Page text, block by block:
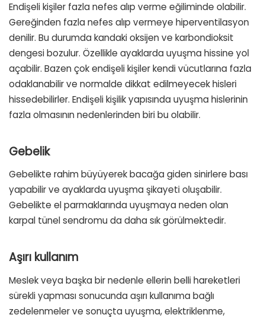
Endişeli kişiler fazla nefes alıp verme eğiliminde olabilir.
Gereğinden fazla nefes alıp vermeye hiperventilasyon
denilir. Bu durumda kandaki oksijen ve karbondioksit
dengesi bozulur. Özellikle ayaklarda uyuşma hissine yol
açabilir. Bazen çok endişeli kişiler kendi vücutlarına fazla
odaklanabilir ve normalde dikkat edilmeyecek hisleri
hissedebilirler. Endişeli kişilik yapısında uyuşma hislerinin
fazla olmasının nedenlerinden biri bu olabilir.
Gebelik
Gebelikte rahim büyüyerek bacağa giden sinirlere bası
yapabilir ve ayaklarda uyuşma şikayeti oluşabilir.
Gebelikte el parmaklarında uyuşmaya neden olan
karpal tünel sendromu da daha sık görülmektedir.
Aşırı kullanım
Meslek veya başka bir nedenle ellerin belli hareketleri
sürekli yapması sonucunda aşırı kullanıma bağlı
zedelenmeler ve sonuçta uyuşma, elektriklenme,